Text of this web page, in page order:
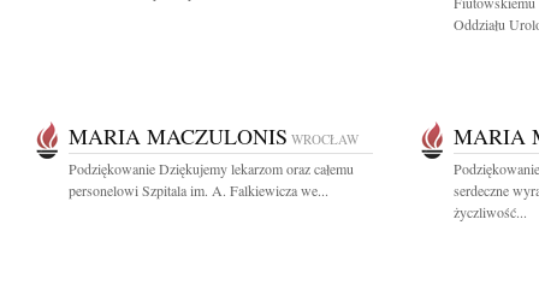
Oddziału
MARIA MACZULONIS WROCŁAW
Podziękowanie Dziękujemy lekarzom oraz całemu
personelowi Szpitala im. A. Falkiewicza we...
MARIA
serdeczne
życzliwość...